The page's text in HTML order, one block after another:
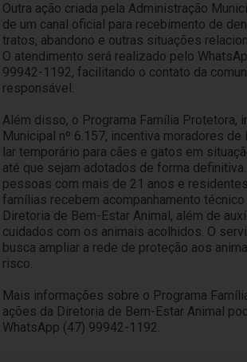
Outra ação criada pela Administração
de um canal oficial para recebimento de
tratos, abandono e outras situações
O atendimento será realizado pelo
99942-1192, facilitando o contato da
responsável.
Além disso, o Programa Família Protetora,
Municipal nº 6.157, incentiva moradores
lar temporário para cães e gatos em
até que sejam adotados de forma
pessoas com mais de 21 anos e
famílias recebem acompanhamento
Diretoria de Bem-Estar Animal, além de
cuidados com os animais acolhidos. O
busca ampliar a rede de proteção aos
risco.
Mais informações sobre o Programa
ações da Diretoria de Bem-Estar Animal
WhatsApp (47) 99942-1192.